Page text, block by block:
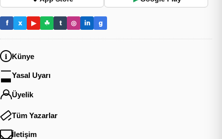
f x ▶ ☘ t ◎ in g
Künye
Yasal Uyarı
Üyelik
Tüm Yazarlar
İletişim